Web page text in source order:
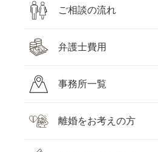
ご相談の流れ
弁護士費用
事務所一覧
離婚をお考えの方